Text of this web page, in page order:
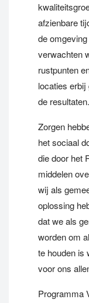
afzienbare
de
verwachten
rustpunten
locaties erbij
de resultaten.
Zorgen
het sociaal
die door het
middelen
wij als
oplossing
dat we als
worden om
te houden is
voor ons
Programma